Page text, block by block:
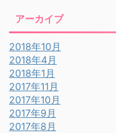
アーカイブ
2018年10月
2018年4月
2018年1月
2017年11月
2017年10月
2017年9月
2017年8月